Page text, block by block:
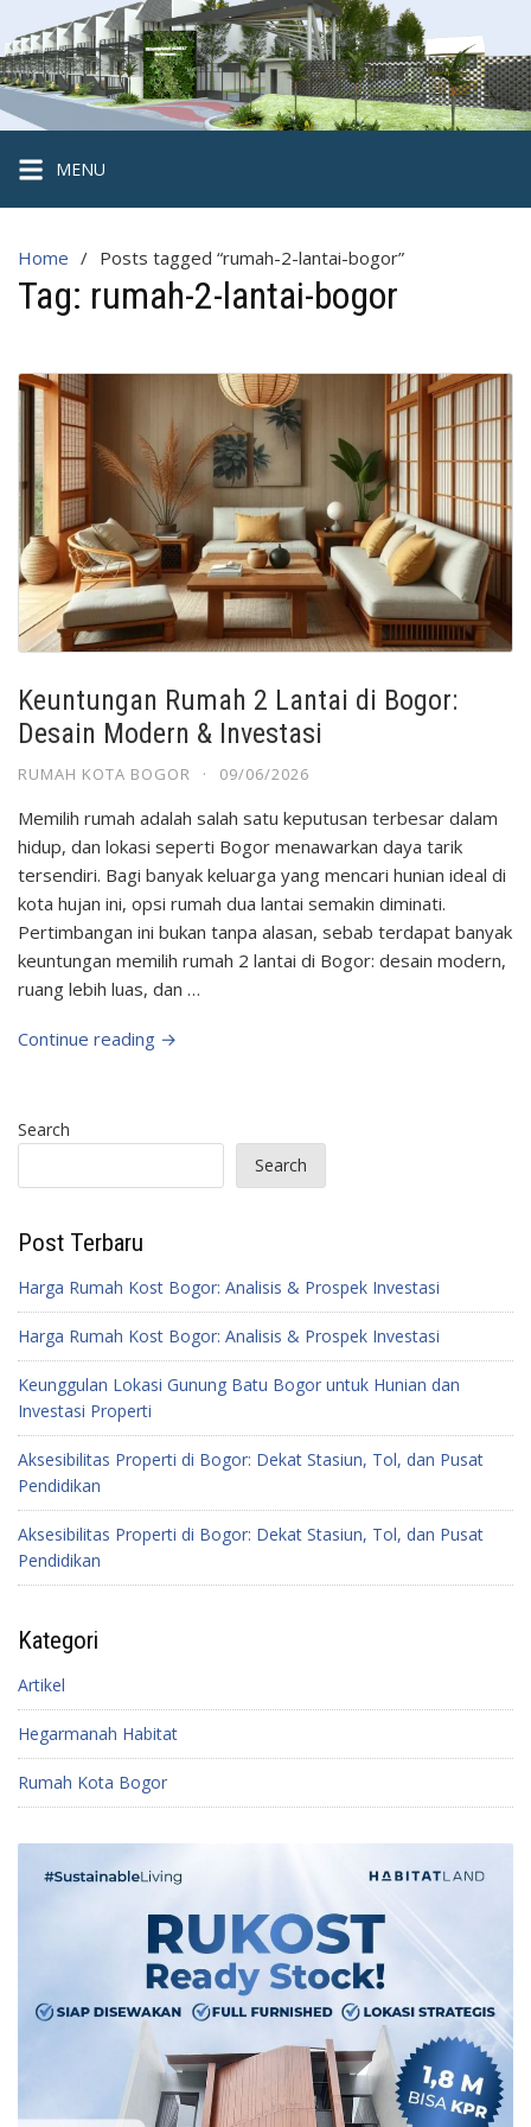
to
content
Hegarmanah
Habitat
Cluster
Strategis
di
MENU
Home Posts tagged “rumah-2-lantai-bogor”
Tag: rumah-2-lantai-bogor
Keuntungan Rumah 2 Lantai di Bogor:
Desain Modern & Investasi
RUMAH KOTA BOGOR · 09/06/2026
Memilih rumah adalah salah satu keputusan terbesar dalam
hidup, dan lokasi seperti Bogor menawarkan daya tarik
tersendiri. Bagi banyak keluarga yang mencari hunian ideal di
kota hujan ini, opsi rumah dua lantai semakin diminati.
Pertimbangan ini bukan tanpa alasan, sebab terdapat banyak
keuntungan memilih rumah 2 lantai di Bogor: desain modern,
ruang lebih luas, dan …
Continue reading →
Search
Search
Post Terbaru
Harga Rumah Kost Bogor: Analisis & Prospek Investasi
Harga Rumah Kost Bogor: Analisis & Prospek Investasi
Keunggulan Lokasi Gunung Batu Bogor untuk Hunian dan
Investasi Properti
Aksesibilitas Properti di Bogor: Dekat Stasiun, Tol, dan Pusat
Pendidikan
Aksesibilitas Properti di Bogor: Dekat Stasiun, Tol, dan Pusat
Pendidikan
Kategori
Artikel
Hegarmanah Habitat
Rumah Kota Bogor